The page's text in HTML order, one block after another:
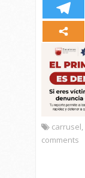
carrusel,
comments